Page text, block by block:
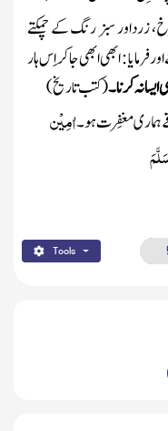
زرداور سبز رنگ کے چمکتے
: ابھی ابھی جاکر اِس ہار
نہ کرنا ۔(کتب تاریخ)
ہماری مغفِرت ہو۔اٰمِیْن
Tools